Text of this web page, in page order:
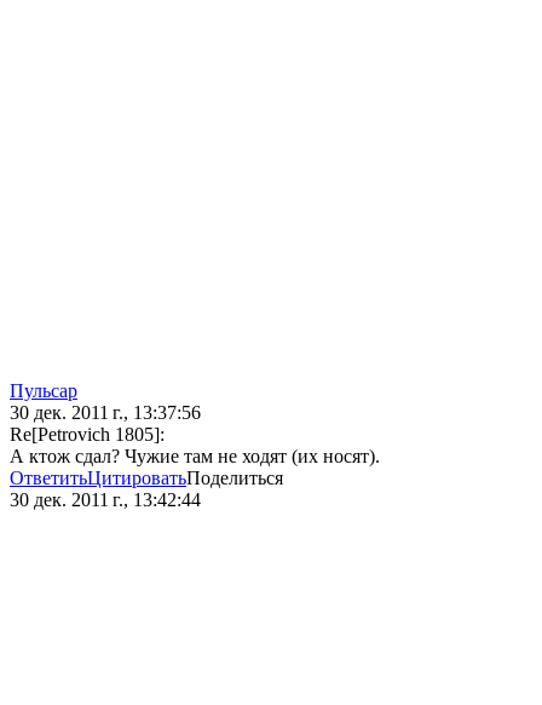
Пульсар
30 дек. 2011 г., 13:37:56
Re[Petrovich 1805]:
А ктож сдал? Чужие там не ходят (их носят).
ОтветитьЦитироватьПоделиться
30 дек. 2011 г., 13:42:44